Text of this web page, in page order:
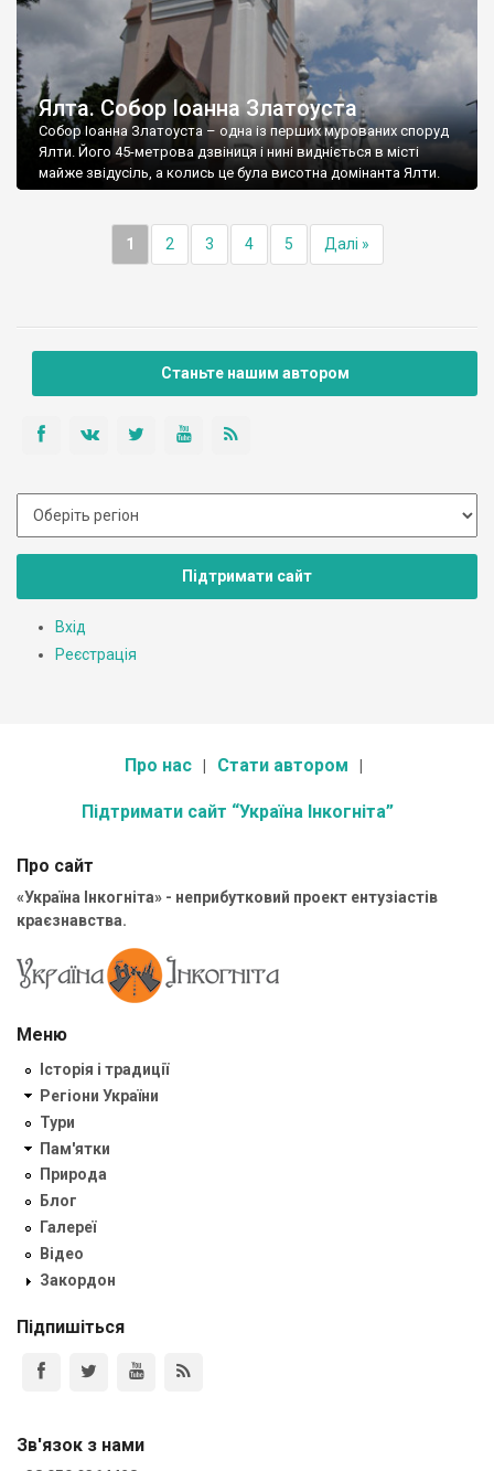
Ялта. Собор Іоанна Златоуста
Собор Іоанна Златоуста – одна із перших мурованих споруд
Ялти. Його 45-метрова дзвіниця і нині видніється в місті
майже звідусіль, а колись це була висотна домінанта Ялти.
1 2 3 4 5 Далі »
Станьте нашим автором
Підтримати сайт
Вхід
Реєстрація
Про нас Стати автором
Підтримати сайт “Україна Інкогніта”
Про сайт
«Україна Інкогніта» - неприбутковий проект ентузіастів
краєзнавства.
Меню
Історія і традиції
Регіони України
Тури
Пам'ятки
Природа
Блог
Галереї
Відео
Закордон
Підпишіться
Зв'язок з нами